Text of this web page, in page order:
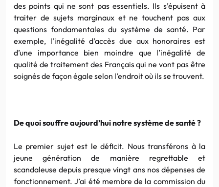
des points qui ne sont pas essentiels. Ils s’épuisent à
traiter de sujets marginaux et ne touchent pas aux
questions fondamentales du système de santé. Par
exemple, l’inégalité d’accès due aux honoraires est
d’une importance bien moindre que l’inégalité de
qualité de traitement des Français qui ne vont pas être
soignés de façon égale selon l’endroit où ils se trouvent.
De quoi souffre aujourd’hui notre système de santé ?
Le premier sujet est le déficit. Nous transférons à la
jeune génération de manière regrettable et
scandaleuse depuis presque vingt ans nos dépenses de
fonctionnement. J’ai été membre de la commission du